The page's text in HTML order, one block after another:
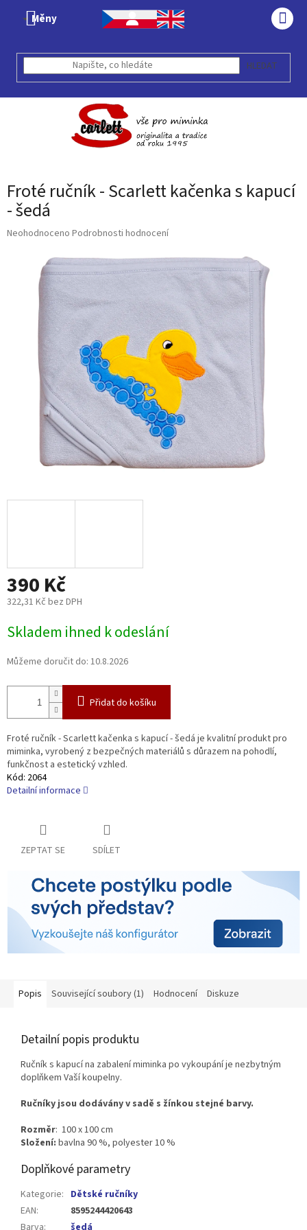
Měny
HLEDAT
Froté ručník - Scarlett kačenka s kapucí
- šedá
Průměrné
hvězdiček.
Neohodnoceno Podrobnosti hodnocení
390 Kč
322,31 Kč bez DPH
cena:
Skladem ihned k odeslání
Můžeme doručit do: 10.8.2026
Přidat do košíku
Froté ručník - Scarlett kačenka s kapucí - šedá je kvalitní produkt pro
miminka, vyrobený z bezpečných materiálů s důrazem na pohodlí,
funkčnost a estetický vzhled.
Kód: 2064
Detailní informace
ZEPTAT SE SDÍLET
Popis Související soubory (1) Hodnocení Diskuze
Detailní popis produktu
Ručník s kapucí na zabalení miminka po vykoupání je nezbytným
doplňkem Vaší koupelny.
Ručníky jsou dodávány v sadě s žínkou stejné barvy.
Rozměr: 100 x 100 cm
Složení: bavlna 90 %, polyester 10 %
Doplňkové parametry
Kategorie: Dětské ručníky
EAN:
8595244420643